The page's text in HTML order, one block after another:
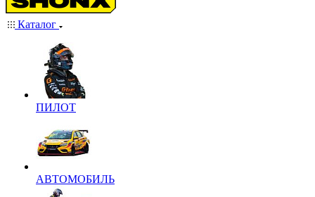
Каталог
ПИЛОТ
АВТОМОБИЛЬ